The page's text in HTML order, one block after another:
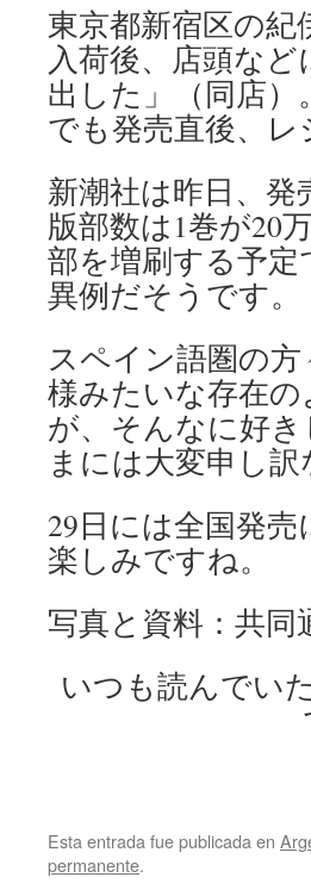
東京都新宿区の
入荷後、店頭な
出した」（同店）
でも発売直後、
新潮社は昨日、
版部数は1巻が20
部を増刷する予
異例だそうです。
スペイン語圏の
様みたいな存在
が、そんなに好
まには大変申し
29日には全国発
楽しみですね。
写真と資料：共同
いつも読んでい
Esta entrada fue publicada en
permanente.